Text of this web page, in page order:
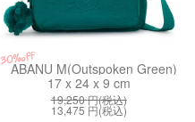
30%off
ABANU M(Outspoken Green)
17 x 24 x 9 cm
19,250円(税込)
13,475 円(税込)